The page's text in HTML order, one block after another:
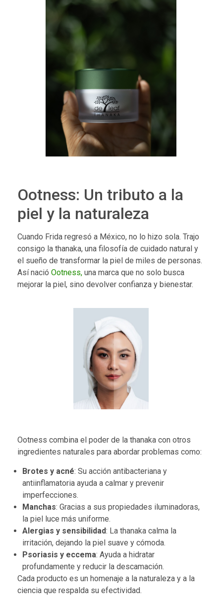
Ootness: Un tributo a la
piel y la naturaleza
Cuando Frida regresó a México, no lo hizo sola. Trajo
consigo la thanaka, una filosofía de cuidado natural y
el sueño de transformar la piel de miles de personas.
Así nació Ootness, una marca que no solo busca
mejorar la piel, sino devolver confianza y bienestar.
Ootness combina el poder de la thanaka con otros
ingredientes naturales para abordar problemas como:
Brotes y acné: Su acción antibacteriana y
antiinflamatoria ayuda a calmar y prevenir
imperfecciones.
Manchas: Gracias a sus propiedades iluminadoras,
la piel luce más uniforme.
Alergias y sensibilidad: La thanaka calma la
irritación, dejando la piel suave y cómoda.
Psoriasis y eccema: Ayuda a hidratar
profundamente y reducir la descamación.
Cada producto es un homenaje a la naturaleza y a la
ciencia que respalda su efectividad.